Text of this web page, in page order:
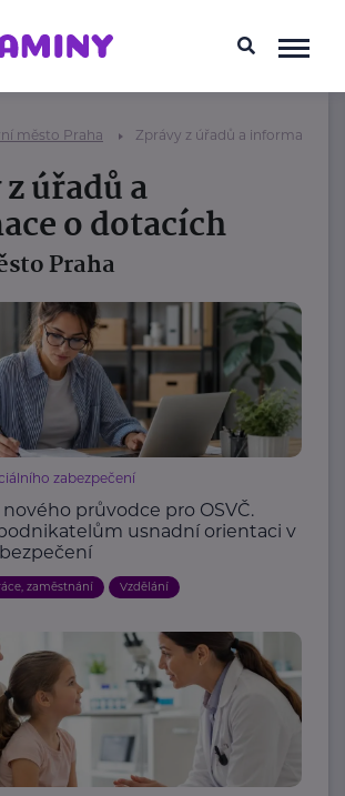
město Praha Zprávy z úřadů a informace o
úřadů a
o dotacích
Praha
zabezpečení
nového průvodce pro OSVČ.
usnadní orientaci v
zaměstnání Vzdělání